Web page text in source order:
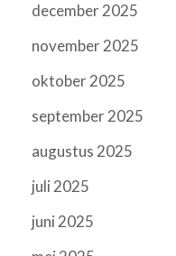
december 2025
november 2025
oktober 2025
september 2025
augustus 2025
juli 2025
juni 2025